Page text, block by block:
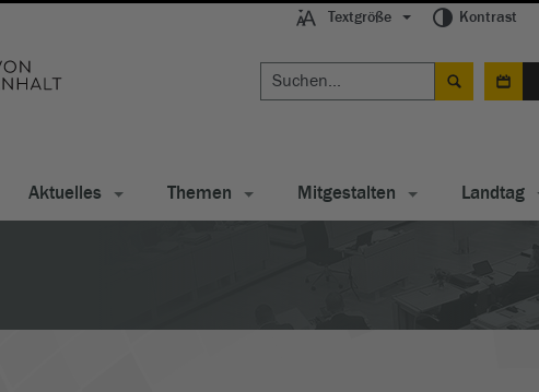
Textgröße Kontrast
Aktuelles Themen Mitgestalten Landtag